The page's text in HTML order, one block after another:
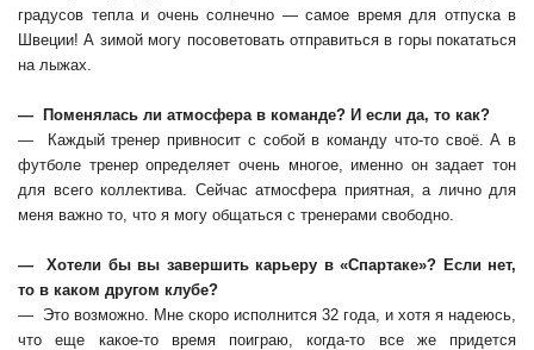
градусов тепла и очень солнечно — самое время для отпуска в
Швеции! А зимой могу посоветовать отправиться в горы покататься
на лыжах.
— Поменялась ли атмосфера в команде? И если да, то как?
— Каждый тренер привносит с собой в команду что-то своё. А в
футболе тренер определяет очень многое, именно он задает тон
для всего коллектива. Сейчас атмосфера приятная, а лично для
меня важно то, что я могу общаться с тренерами свободно.
— Хотели бы вы завершить карьеру в «Спартаке»? Если нет,
то в каком другом клубе?
— Это возможно. Мне скоро исполнится 32 года, и хотя я надеюсь,
что еще какое-то время поиграю, когда-то все же придется